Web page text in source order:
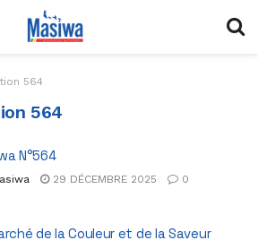
564
564
N°564
29 DÉCEMBRE 2025 0
de la Couleur et de la Saveur